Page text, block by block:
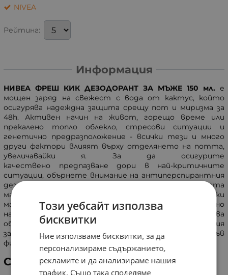
NIVEA
Рейтинг:
Информация
НИВЕА ФРЕШ КИК ДЕЗОДОРАНТ ЗА МЪЖЕ 150 мл. е
мощен заряд на свежест с вода от кактус, който
осигурява надеждна защита срещу пот и миризма за
48h. Активен начин на живот, горещо време или
прекалено топло облекло, стресови ситуации и
генетично предразположение - всички тези и много
други фактори влияят върху отделянето на потта,
увеличавайки я. За да осигурите
качествено предпазване дори в най-критичните
ситуации, обърнете внимание на антиперспирантния
дезодорант за мъже от експертите на известната
марка Nivea. Продуктът, разработен от немски
майстори, върши отлична работа, като значително
намалява количеството влага и предотвратява
образуването на неприятна миризма на пот. Гаранция
за чистота и свежест, подходяща за използване във
фитнеса, радва с ненатрапчив и приятен аромат.
Състав
Този уебсайт използва
бисквитки
Ние използваме бисквитки, за да
персонализираме съдържанието,
рекламите и да анализираме нашия
трафик. Също така споделяме